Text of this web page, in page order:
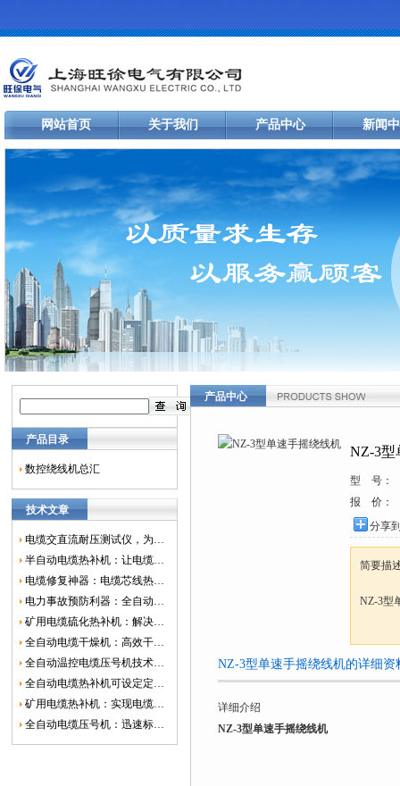
网站首页 关于我们 产品中心 新闻
产品目录
数控绕线机总汇
技术文章
电缆交直流耐压测试仪，为电网安全保驾护航
半自动电缆热补机：让电缆修复更简单、更高效！
电缆修复神器：电缆芯线热补机如何保障电网安全？
电力事故预防利器：全自动控温电缆热补机
矿用电缆硫化热补机：解决矿山电缆故障的新选择
全自动电缆干燥机：高效干燥，电缆质量
全自动温控电缆压号机技术革新：数字化标识的新趋势
全自动电缆热补机可设定定时功能，实现自动化热补
矿用电缆热补机：实现电缆故障修复的高效装置
全自动电缆压号机：迅速标识电缆的利器
产品中心
NZ-3型
型 号：
报 价：
分享
简要描
NZ-3型
NZ-3型单速手摇绕线机的详细资
详细介绍
NZ-3型单速手摇绕线机